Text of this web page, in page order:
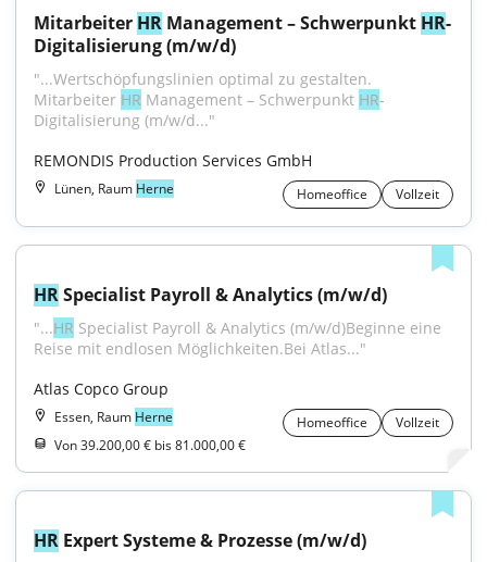
Mitarbeiter HR Management – Schwerpunkt HR-
Digitalisierung (m/w/d)
"...Wertschöpfungslinien optimal zu gestalten.
Mitarbeiter HR Management – Schwerpunkt HR-
Digitalisierung (m/w/d..."
REMONDIS Production Services GmbH
Lünen, Raum Herne Homeoffice Vollzeit
HR Specialist Payroll & Analytics (m/w/d)
"...HR Specialist Payroll & Analytics (m/w/d)Beginne eine
Reise mit endlosen Möglichkeiten.Bei Atlas..."
Atlas Copco Group
Essen, Raum Herne Homeoffice
Vollzeit
Von 39.200,00 € bis 81.000,00 €
HR Expert Systeme & Prozesse (m/w/d)